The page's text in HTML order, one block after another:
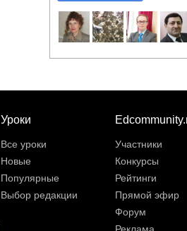
Уроки
Все уроки
Новые
Популярные
Выбор редакции
Участники
Конкурсы
Рейтинги
Прямой эфир
Форум
Реклама